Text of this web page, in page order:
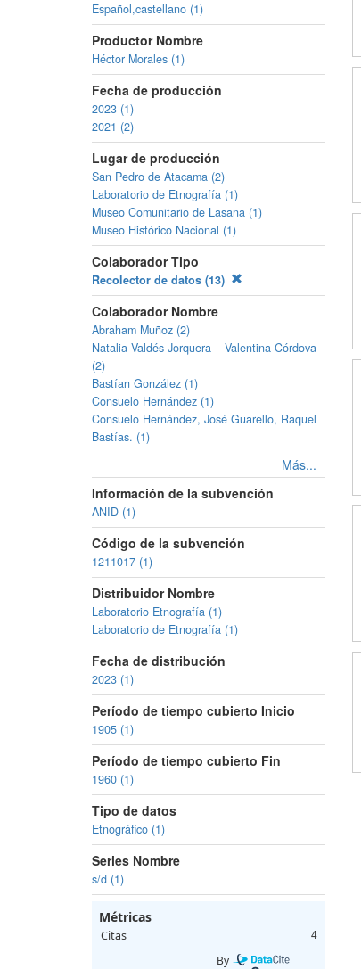
Español,castellano (1)
Productor Nombre
Héctor Morales (1)
Fecha de producción
2023 (1)
2021 (2)
Lugar de producción
San Pedro de Atacama (2)
Laboratorio de Etnografía (1)
Museo Comunitario de Lasana (1)
Museo Histórico Nacional (1)
Colaborador Tipo
Recolector de datos (13)
Colaborador Nombre
Abraham Muñoz (2)
Natalia Valdés Jorquera – Valentina Córdova
(2)
Bastían González (1)
Consuelo Hernández (1)
Consuelo Hernández, José Guarello, Raquel
Bastías. (1)
Más...
Información de la subvención
ANID (1)
Código de la subvención
1211017 (1)
Distribuidor Nombre
Laboratorio Etnografía (1)
Laboratorio de Etnografía (1)
Fecha de distribución
2023 (1)
Período de tiempo cubierto Inicio
1905 (1)
Período de tiempo cubierto Fin
1960 (1)
Tipo de datos
Etnográfico (1)
Series Nombre
s/d (1)
Métricas
Citas 4
By